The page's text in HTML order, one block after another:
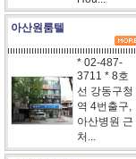
아산원룸텔
* 02-487-
3711 * 8호
선 강동구청
역 4번출구,
아산병원 근
처...